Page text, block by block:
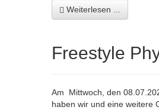
Weiterlesen ...
Freestyle
Am Mittwoch, den
haben wir und eine weitere